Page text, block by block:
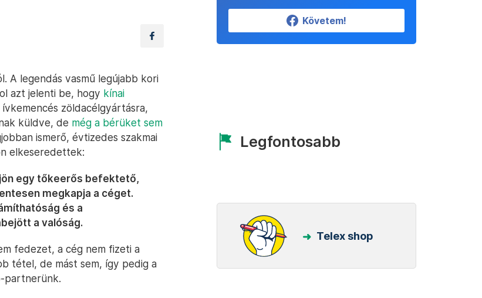
A legendás vasmű legújabb kori
azt jelenti be, hogy kínai
zöldacélgyártásra,
küldve, de még a bérüket sem
ismerő, évtizedes szakmai
elkeseredettek:
egy tőkeerős befektető,
megkapja a céget.
és a
a valóság.
fedezet, a cég nem fizeti a
tétel, de mást sem, így pedig a
partnerünk.
Követem!
Legfontosabb
Telex shop